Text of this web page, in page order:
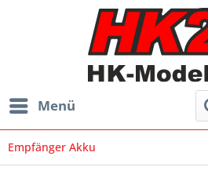
Menü
Empfänger Akku